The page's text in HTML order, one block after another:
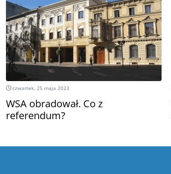
czwartek, 25 maja 2023
WSA obradował. Co z
referendum?